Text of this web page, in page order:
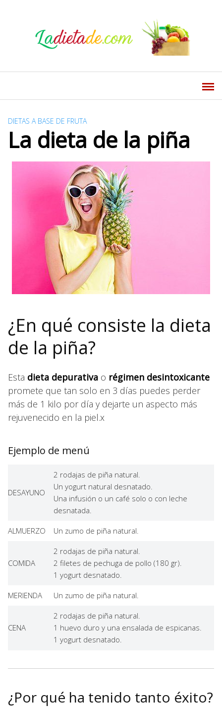
c
DIETAS A BASE DE FRUTA
La dieta de la piña
¿En qué consiste la dieta
de la piña?
Esta dieta depurativa o régimen desintoxicante
promete que tan solo en 3 días puedes perder
más de 1 kilo por día y dejarte un aspecto más
rejuvenecido en la piel.x
Ejemplo de menú
DESAYUNO
2 rodajas de piña natural.
Un yogurt natural desnatado.
Una infusión o un café solo o con leche
desnatada.
ALMUERZO Un zumo de piña natural.
COMIDA
2 rodajas de piña natural.
2 filetes de pechuga de pollo (180 gr).
1 yogurt desnatado.
MERIENDA Un zumo de piña natural.
CENA
2 rodajas de piña natural.
1 huevo duro y una ensalada de espicanas.
1 yogurt desnatado.
¿Por qué ha tenido tanto éxito?